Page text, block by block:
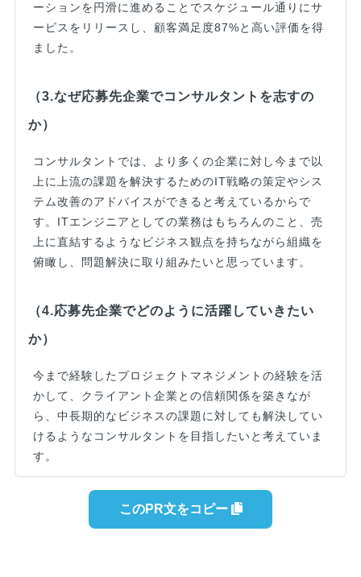
ーションを円滑に進めることでスケジュール通りにサ
ービスをリリースし、顧客満足度87%と高い評価を得
ました。
（3.なぜ応募先企業でコンサルタントを志すの
か）
コンサルタントでは、より多くの企業に対し今まで以
上に上流の課題を解決するためのIT戦略の策定やシス
テム改善のアドバイスができると考えているからで
す。ITエンジニアとしての業務はもちろんのこと、売
上に直結するようなビジネス観点を持ちながら組織を
俯瞰し、問題解決に取り組みたいと思っています。
（4.応募先企業でどのように活躍していきたい
か）
今まで経験したプロジェクトマネジメントの経験を活
かして、クライアント企業との信頼関係を築きなが
ら、中長期的なビジネスの課題に対しても解決してい
けるようなコンサルタントを目指したいと考えていま
す。
このPR文をコピー